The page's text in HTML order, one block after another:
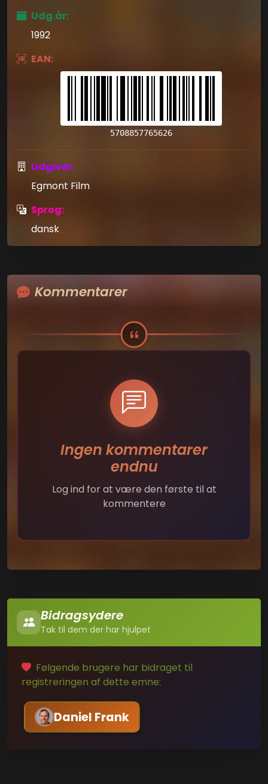
Udg.år:
1992
EAN:
5708857765626
Udgiver:
Egmont Film
Sprog:
dansk
Kommentarer
Ingen kommentarer
endnu
Log ind for at være den første til at
kommentere
Bidragsydere
Tak til dem der har hjulpet
Følgende brugere har bidraget til
registreringen af dette emne:
Daniel Frank